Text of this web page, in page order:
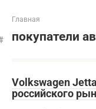
Главная
покупатели
Volkswagen
российского